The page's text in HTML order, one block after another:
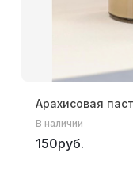
Арахисовая
В наличии
150руб.